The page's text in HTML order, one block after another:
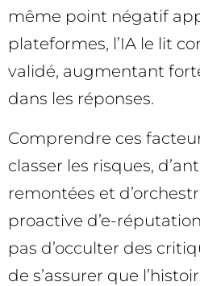
même point négatif
plateformes, l’IA le lit
validé, augmentant
dans les réponses.
Comprendre ces
classer les risques,
remontées et
proactive d’e-
pas d’occulter des
de s’assurer que